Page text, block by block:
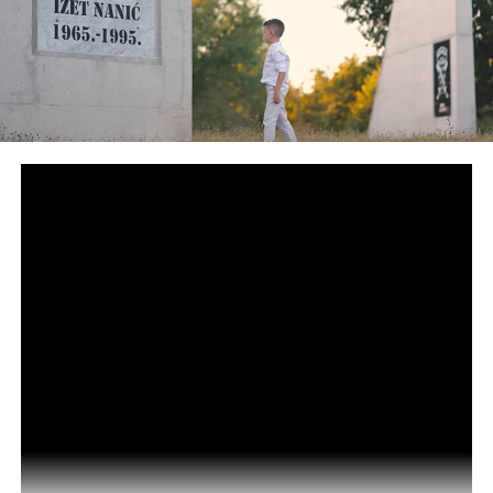
Huseinović je ovim povodom objavio video kojeg tvrdi da
je „doprinos rušenju tih lažnih učestalih srpskih podvala i